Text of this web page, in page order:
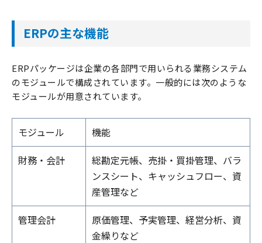
ERPの主な機能
ERPパッケージは企業の各部門で用いられる業務システム
のモジュールで構成されています。一般的には次のような
モジュールが用意されています。
モジュール
機能
財務・会計
総勘定元帳、売掛・買掛管理、バラ
ンスシート、キャッシュフロー、資
産管理など
管理会計
原価管理、予実管理、経営分析、資
金繰りなど